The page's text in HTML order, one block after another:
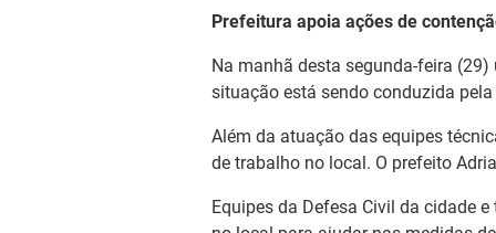
Prefeitura apoia ações de
Na manhã desta segunda-feira
situação está sendo conduzida
Além da atuação das equipes
de trabalho no local. O prefeito
Equipes da Defesa Civil da cidade